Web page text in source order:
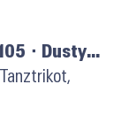
⬝ Dusty